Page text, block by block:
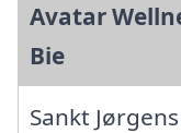
Avatar
Bie
Sankt